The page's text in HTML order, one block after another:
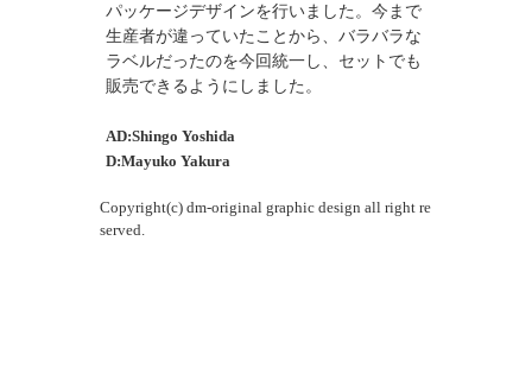
パッケージデザインを行いました。今まで
生産者が違っていたことから、バラバラな
ラベルだったのを今回統一し、セットでも
販売できるようにしました。
AD:Shingo Yoshida
D:Mayuko Yakura
Copyright(c) dm-original graphic design all right re
served.